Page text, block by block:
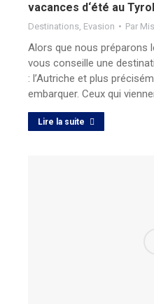
vacances d‘été au
Destinations, Evasion Par
Alors que nous préparons
vous conseille une
: l’Autriche et plus
embarquer. Ceux qui
Lire la suite